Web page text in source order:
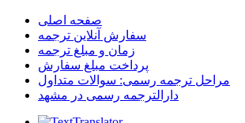
صفحه اصلی
سفارش آنلاین ترجمه
زمان و مبلغ ترجمه
پرداخت مبلغ سفارش
مراحل ترجمه رسمی: سوالات متداول
دارالترجمه رسمی در مشهد